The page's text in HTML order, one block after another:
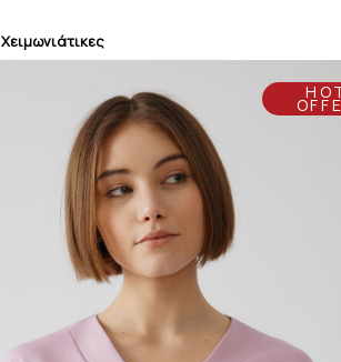
Χειμωνιάτικες